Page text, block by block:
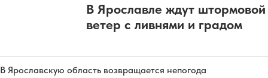
В Ярославле ждут штормовой
ветер с ливнями и градом
В Ярославскую область возвращается непогода